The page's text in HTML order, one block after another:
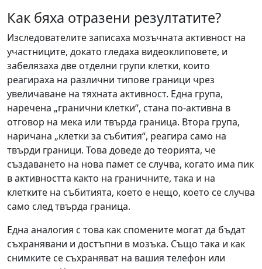
Как бяха отразени резултатите?
Изследователите записаха мозъчната активност на
участниците, докато гледаха видеоклиповете, и
забелязаха две отделни групи клетки, които
реагираха на различни типове граници чрез
увеличаване на тяхната активност. Една група,
наречена „гранични клетки“, стана по-активна в
отговор на мека или твърда граница. Втора група,
наричана „клетки за събития“, реагира само на
твърди граници. Това доведе до теорията, че
създаването на нова памет се случва, когато има пик
в активността както на граничните, така и на
клетките на събитията, което е нещо, което се случва
само след твърда граница.
Една аналогия с това как спомените могат да бъдат
съхранявани и достъпни в мозъка. Също така и как
снимките се съхраняват на вашия телефон или